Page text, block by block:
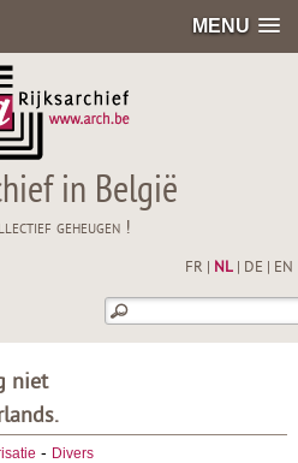
MENU
in België
geheugen !
FR NL| DE EN
niet
- Divers